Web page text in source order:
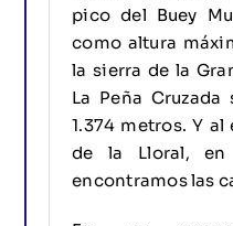
pico del Buey
como altura
la sierra de la
La Peña
1.374 metros. Y
de la Lloral, en
encontramos las